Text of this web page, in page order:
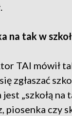
na tak w
TAI mówił
zgłaszać
jest „szkołą
piosenka czy